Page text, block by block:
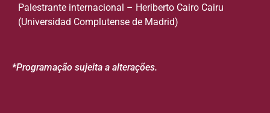
Palestrante internacional – Heriberto Cairo Cairu
(Universidad Complutense de Madrid)
*Programação sujeita a alterações.